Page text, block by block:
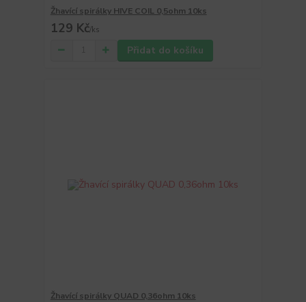
Žhavící spirálky HIVE COIL 0,5ohm 10ks
129 Kč/ks
Přidat do košíku
Žhavící spirálky QUAD 0,36ohm 10ks